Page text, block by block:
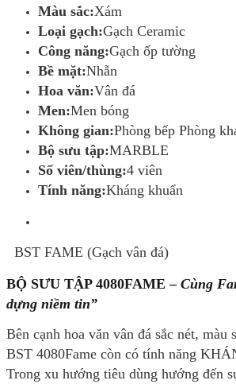
Màu sắc:Xám
Loại gạch:Gạch Ceramic
Công năng:Gạch ốp tường
Bề mặt:Nhẵn
Hoa văn:Vân đá
Men:Men bóng
Không gian:Phòng bếp Phòng
Bộ sưu tập:MARBLE
Số viên/thùng:4 viên
Tính năng:Kháng khuẩn
BST FAME (Gạch vân đá)
BỘ SƯU TẬP 4080FAME – Cùng
dựng niềm tin”
Bên cạnh hoa văn vân đá sắc nét, màu
BST 4080Fame còn có tính năng
Trong xu hướng tiêu dùng hướng đến